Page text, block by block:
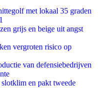
met lokaal 35 graden
grijs en beige uit angst
vergroten risico op
van defensiebedrijven
en pakt tweede